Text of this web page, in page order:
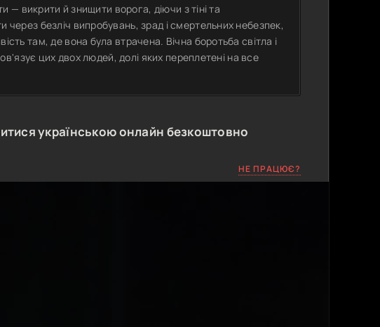
— викрити й знищити ворога, діючи з тіні та
безліч випробувань, зрад і смертельних небезпек,
там, де вона була втрачена. Вічна боротьба світла і
цих двох людей, долі яких переплетені на все
українською онлайн безкоштовно
НЕ ПРАЦЮЄ?